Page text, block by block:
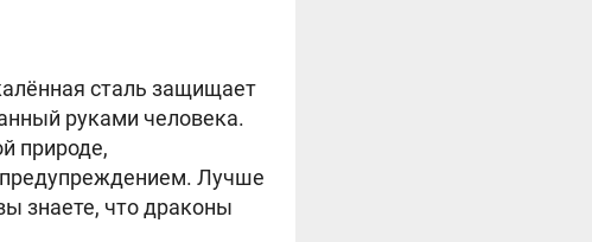
сталь защищает
руками человека.
природе,
Лучше
знаете, что драконы